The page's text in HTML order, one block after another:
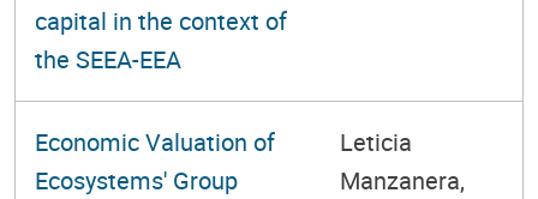
capital in the context of
the SEEA-EEA
Economic Valuation of
Ecosystems' Group
Leticia
Manzanera,